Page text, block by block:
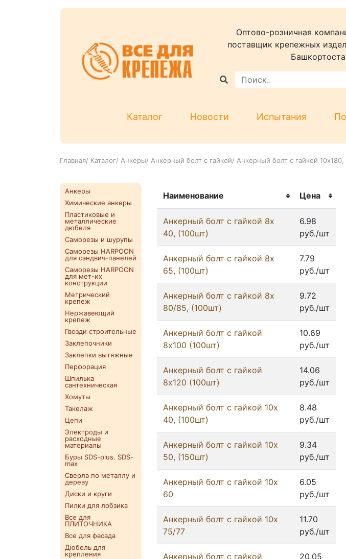
Оптово-розничная
поставщик крепежных
Каталог Новости Испытания
Главная/ Каталог/ Анкеры/ Анкерный болт с гайкой/ Анкерный болт с гайкой
Анкеры
Химические анкеры
Пластиковые и
металлические
дюбеля
Саморезы и шурупы
Саморезы HARPOON
для сэндвич-панелей
Саморезы HARPOON
для мет-их
конструкции
Метрический
крепеж
Нержавеющий
крепеж
Гвозди строительные
Заклепочники
Заклепки вытяжные
Перфорация
Шпилька
сантехническая
Хомуты
Такелаж
Цепи
Электроды и
расходные
материалы
Буры SDS-plus. SDS-
max
Сверла по металлу и
дереву
Диски и круги
Пилки для лобзика
Все для
ПЛИТОЧНИКА
Все для фасада
Дюбель для
крепления
Наименование Цена
Анкерный болт с гайкой 8x
40, (100шт)
6.98
руб./шт
Анкерный болт с гайкой 8x
65, (100шт)
7.79
руб./шт
Анкерный болт с гайкой 8x
80/85, (100шт)
9.72
руб./шт
Анкерный болт с гайкой
8x100 (100шт)
10.69
руб./шт
Анкерный болт с гайкой
8x120 (100шт)
14.06
руб./шт
Анкерный болт с гайкой 10x
40, (100шт)
8.48
руб./шт
Анкерный болт с гайкой 10x
50, (150шт)
9.34
руб./шт
Анкерный болт с гайкой 10x
60
6.05
руб./шт
Анкерный болт с гайкой 10x
75/77
11.70
руб./шт
Анкерный болт с гайкой
20.05